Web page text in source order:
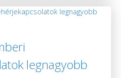
legnagyobb